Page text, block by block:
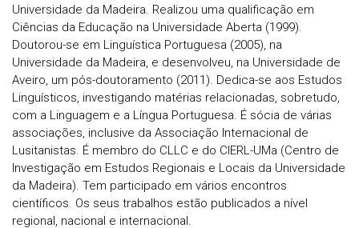
Universidade da Madeira. Realizou uma qualificação em
Ciências da Educação na Universidade Aberta (1999).
Doutorou-se em Linguística Portuguesa (2005), na
Universidade da Madeira, e desenvolveu, na Universidade de
Aveiro, um pós-doutoramento (2011). Dedica-se aos Estudos
Linguísticos, investigando matérias relacionadas, sobretudo,
com a Linguagem e a Língua Portuguesa. É sócia de várias
associações, inclusive da Associação Internacional de
Lusitanistas. É membro do CLLC e do CIERL-UMa (Centro de
Investigação em Estudos Regionais e Locais da Universidade
da Madeira). Tem participado em vários encontros
científicos. Os seus trabalhos estão publicados a nível
regional, nacional e internacional.